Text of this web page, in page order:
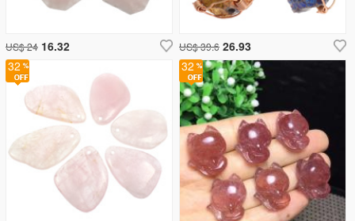
32
US$ 24 16.32 US$ 39.6 26.93
32